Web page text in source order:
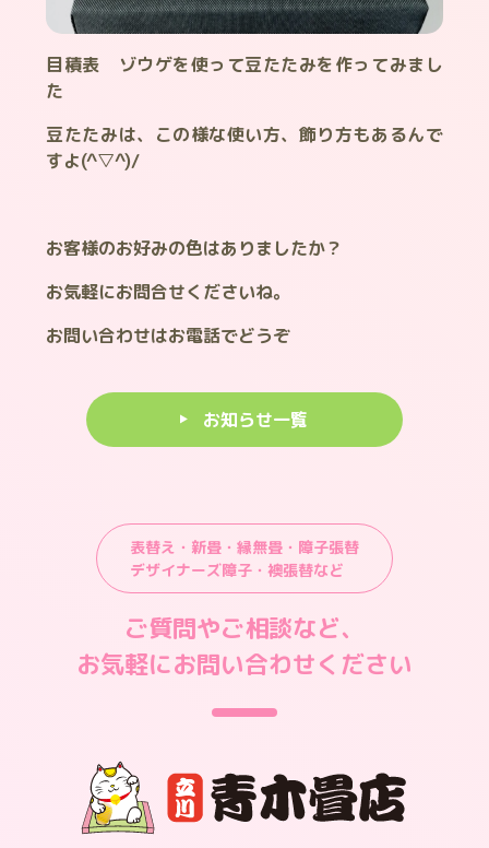
目積表 ゾウゲを使って豆たたみを作ってみまし
た
豆たたみは、この様な使い方、飾り方もあるんで
すよ(^▽^)/
お客様のお好みの色はありましたか？
お気軽にお問合せくださいね。
お問い合わせはお電話でどうぞ
お知らせ一覧
表替え・新畳・縁無畳・障子張替
デザイナーズ障子・襖張替など
ご質問やご相談など、
お気軽にお問い合わせください